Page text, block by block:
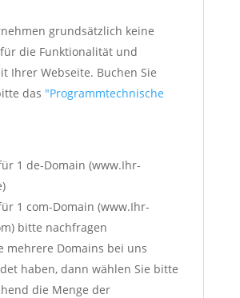
grundsätzlich keine
die Funktionalität und
Ihrer Webseite. Buchen Sie
das "Programmtechnische
1 de-Domain (www.Ihr-
1 com-Domain (www.Ihr-
bitte nachfragen
mehrere Domains bei uns
haben, dann wählen Sie bitte
die Menge der